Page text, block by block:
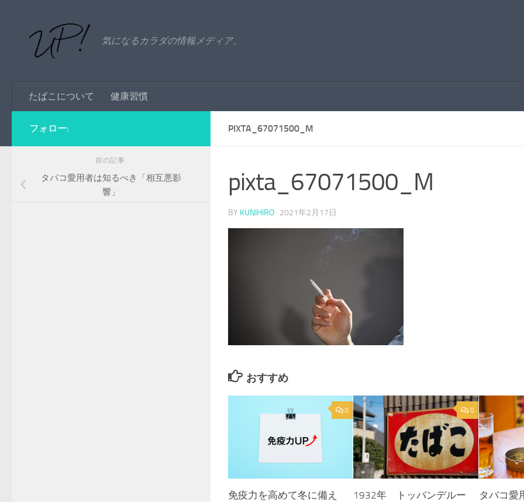
気になるカラダの情報メディア。
たばこについて 健康習慣
PIXTA_67071500_M
pixta_67071500_M
BY KUNIHIRO · 2021年2月17日
おすすめ
0
免疫力を高めて冬に備え
0
1932年 トッバンデルー
タバコ愛
フォロー:
前の記事
タバコ愛用者は知るべき「相互悪影
響」